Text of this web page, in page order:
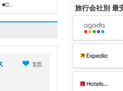
■□...
3票
旅行会社別 最